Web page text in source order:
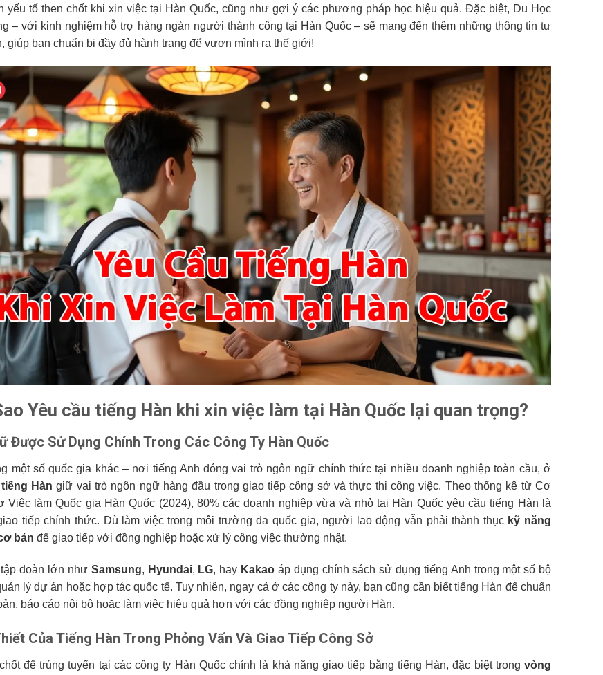
yếu tố then chốt khi xin việc tại Hàn Quốc, cũng như gợi ý các phương pháp học hiệu quả. Đặc biệt, Du Học
– với kinh nghiệm hỗ trợ hàng ngàn người thành công tại Hàn Quốc – sẽ mang đến thêm những thông tin tư
giúp bạn chuẩn bị đầy đủ hành trang để vươn mình ra thế giới!
Yêu cầu tiếng Hàn khi xin việc làm tại Hàn Quốc lại quan trọng?
Được Sử Dụng Chính Trong Các Công Ty Hàn Quốc
một số quốc gia khác – nơi tiếng Anh đóng vai trò ngôn ngữ chính thức tại nhiều doanh nghiệp toàn cầu, ở
tiếng Hàn giữ vai trò ngôn ngữ hàng đầu trong giao tiếp công sở và thực thi công việc. Theo thống kê từ Cơ
Việc làm Quốc gia Hàn Quốc (2024), 80% các doanh nghiệp vừa và nhỏ tại Hàn Quốc yêu cầu tiếng Hàn là
tiếp chính thức. Dù làm việc trong môi trường đa quốc gia, người lao động vẫn phải thành thục kỹ năng
bản để giao tiếp với đồng nghiệp hoặc xử lý công việc thường nhật.
đoàn lớn như Samsung, Hyundai, LG, hay Kakao áp dụng chính sách sử dụng tiếng Anh trong một số bộ
lý dự án hoặc hợp tác quốc tế. Tuy nhiên, ngay cả ở các công ty này, bạn cũng cần biết tiếng Hàn để chuẩn
báo cáo nội bộ hoặc làm việc hiệu quả hơn với các đồng nghiệp người Hàn.
Của Tiếng Hàn Trong Phỏng Vấn Và Giao Tiếp Công Sở
để trúng tuyển tại các công ty Hàn Quốc chính là khả năng giao tiếp bằng tiếng Hàn, đặc biệt trong vòng